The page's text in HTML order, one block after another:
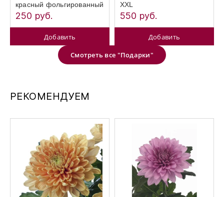
красный фольгированный
250 руб.
Добавить
XXL
550 руб.
Добавить
Смотреть все "Подарки"
РЕКОМЕНДУЕМ